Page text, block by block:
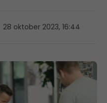
28 oktober 2023, 16:44